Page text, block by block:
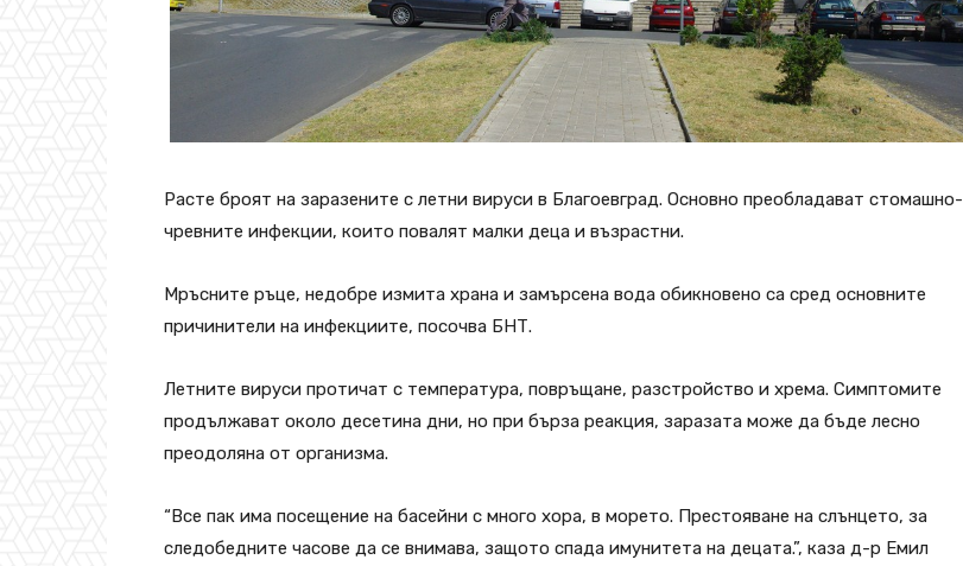
Расте броят на заразените с летни вируси в Благоевград. Основно преобладават стомашно-
чревните инфекции, които повалят малки деца и възрастни.
Мръсните ръце, недобре измита храна и замърсена вода обикновено са сред основните
причинители на инфекциите, посочва БНТ.
Летните вируси протичат с температура, повръщане, разстройство и хрема. Симптомите
продължават около десетина дни, но при бърза реакция, заразата може да бъде лесно
преодоляна от организма.
“Все пак има посещение на басейни с много хора, в морето. Престояване на слънцето, за
следобедните часове да се внимава, защото спада имунитета на децата.”, каза д-р Емил